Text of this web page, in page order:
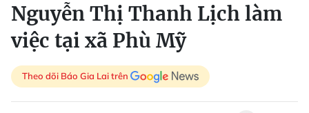
Nguyễn Thị Thanh Lịch làm
việc tại xã Phù Mỹ
Theo dõi Báo Gia Lai trên